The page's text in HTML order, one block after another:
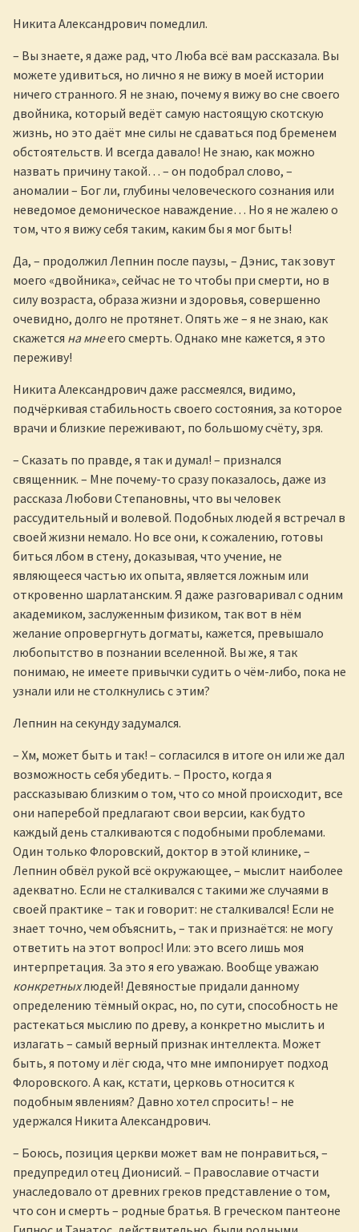
Никита Александрович помедлил.
– Вы знаете, я даже рад, что Люба всё вам рассказала. Вы
можете удивиться, но лично я не вижу в моей истории
ничего странного. Я не знаю, почему я вижу во сне своего
двойника, который ведёт самую настоящую скотскую
жизнь, но это даёт мне силы не сдаваться под бременем
обстоятельств. И всегда давало! Не знаю, как можно
назвать причину такой… – он подобрал слово, –
аномалии – Бог ли, глубины человеческого сознания или
неведомое демоническое наваждение… Но я не жалею о
том, что я вижу себя таким, каким бы я мог быть!
Да, – продолжил Лепнин после паузы, – Дэнис, так зовут
моего «двойника», сейчас не то чтобы при смерти, но в
силу возраста, образа жизни и здоровья, совершенно
очевидно, долго не протянет. Опять же – я не знаю, как
скажется на мнеего смерть. Однако мне кажется, я это
переживу!
Никита Александрович даже рассмеялся, видимо,
подчёркивая стабильность своего состояния, за которое
врачи и близкие переживают, по большому счёту, зря.
– Сказать по правде, я так и думал! – признался
священник. – Мне почему-то сразу показалось, даже из
рассказа Любови Степановны, что вы человек
рассудительный и волевой. Подобных людей я встречал в
своей жизни немало. Но все они, к сожалению, готовы
биться лбом в стену, доказывая, что учение, не
являющееся частью их опыта, является ложным или
откровенно шарлатанским. Я даже разговаривал с одним
академиком, заслуженным физиком, так вот в нём
желание опровергнуть догматы, кажется, превышало
любопытство в познании вселенной. Вы же, я так
понимаю, не имеете привычки судить о чём-либо, пока не
узнали или не столкнулись с этим?
Лепнин на секунду задумался.
– Хм, может быть и так! – согласился в итоге он или же дал
возможность себя убедить. – Просто, когда я
рассказываю близким о том, что со мной происходит, все
они наперебой предлагают свои версии, как будто
каждый день сталкиваются с подобными проблемами.
Один только Флоровский, доктор в этой клинике, –
Лепнин обвёл рукой всё окружающее, – мыслит наиболее
адекватно. Если не сталкивался с такими же случаями в
своей практике – так и говорит: не сталкивался! Если не
знает точно, чем объяснить, – так и признаётся: не могу
ответить на этот вопрос! Или: это всего лишь моя
интерпретация. За это я его уважаю. Вообще уважаю
конкретныхлюдей! Девяностые придали данному
определению тёмный окрас, но, по сути, способность не
растекаться мыслию по древу, а конкретно мыслить и
излагать – самый верный признак интеллекта. Может
быть, я потому и лёг сюда, что мне импонирует подход
Флоровского. А как, кстати, церковь относится к
подобным явлениям? Давно хотел спросить! – не
удержался Никита Александрович.
– Боюсь, позиция церкви может вам не понравиться, –
предупредил отец Дионисий. – Православие отчасти
унаследовало от древних греков представление о том,
что сон и смерть – родные братья. В греческом пантеоне